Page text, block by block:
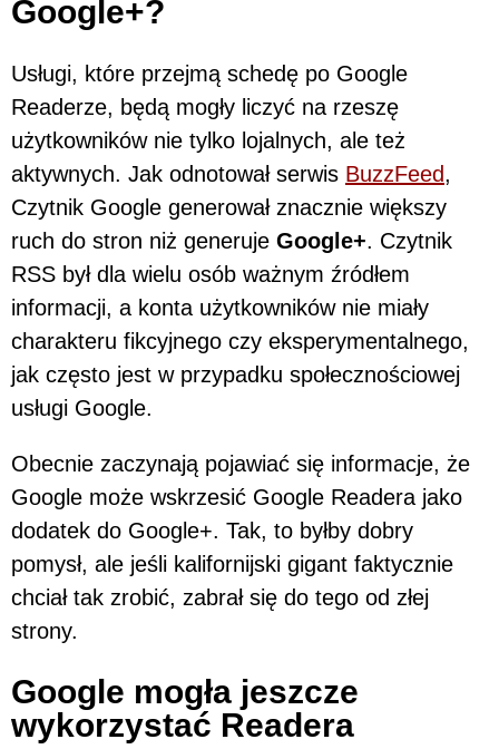
Google+?
Usługi, które przejmą schedę po Google
Readerze, będą mogły liczyć na rzeszę
użytkowników nie tylko lojalnych, ale też
aktywnych. Jak odnotował serwis BuzzFeed,
Czytnik Google generował znacznie większy
ruch do stron niż generuje Google+. Czytnik
RSS był dla wielu osób ważnym źródłem
informacji, a konta użytkowników nie miały
charakteru fikcyjnego czy eksperymentalnego,
jak często jest w przypadku społecznościowej
usługi Google.
Obecnie zaczynają pojawiać się informacje, że
Google może wskrzesić Google Readera jako
dodatek do Google+. Tak, to byłby dobry
pomysł, ale jeśli kalifornijski gigant faktycznie
chciał tak zrobić, zabrał się do tego od złej
strony.
Google mogła jeszcze
wykorzystać Readera